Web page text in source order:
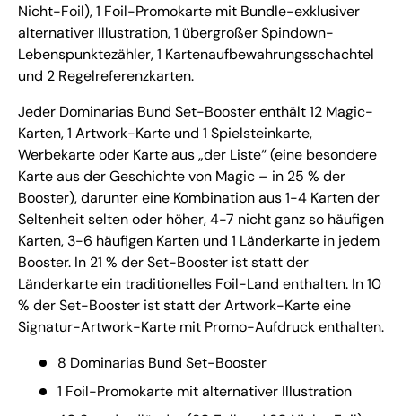
Nicht-Foil), 1 Foil-Promokarte mit Bundle-exklusiver
alternativer Illustration, 1 übergroßer Spindown-
Lebenspunktezähler, 1 Kartenaufbewahrungsschachtel
und 2 Regelreferenzkarten.
Jeder Dominarias Bund Set-Booster enthält 12 Magic-
Karten, 1 Artwork-Karte und 1 Spielsteinkarte,
Werbekarte oder Karte aus „der Liste“ (eine besondere
Karte aus der Geschichte von Magic – in 25 % der
Booster), darunter eine Kombination aus 1-4 Karten der
Seltenheit selten oder höher, 4-7 nicht ganz so häufigen
Karten, 3-6 häufigen Karten und 1 Länderkarte in jedem
Booster. In 21 % der Set-Booster ist statt der
Länderkarte ein traditionelles Foil-Land enthalten. In 10
% der Set-Booster ist statt der Artwork-Karte eine
Signatur-Artwork-Karte mit Promo-Aufdruck enthalten.
8 Dominarias Bund Set-Booster
1 Foil-Promokarte mit alternativer Illustration